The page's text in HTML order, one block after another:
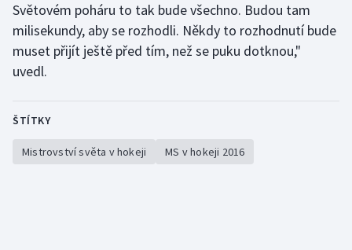
Světovém poháru to tak bude všechno. Budou tam
milisekundy, aby se rozhodli. Někdy to rozhodnutí bude
muset přijít ještě před tím, než se puku dotknou,"
uvedl.
ŠTÍTKY
Mistrovství světa v hokeji MS v hokeji 2016